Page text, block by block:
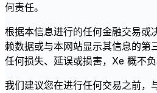
何责任。
根据本信息进行的任何金融交易或
赖数据或与本网站显示其信息的第
任何损失、延误或损害，Xe 概不负
我们建议您在进行任何交易之前，